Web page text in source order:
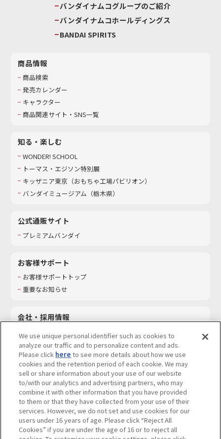
バンダイナムコグループのご紹介
バンダイナムコホールディングス
BANDAI SPIRITS
商品情報
商品検索
発売カレンダー
キャラクター
商品関連サイト・SNS一覧
知る・楽しむ
WONDER! SCHOOL
トーマス・エジソン特別展
キッザニア東京（おもちゃ工場パビリオン）​
バンダイミュージアム（栃木県）
公式通販サイト
プレミアムバンダイ
お客様サポート
お客様サポートトップ
重要なお知らせ
会社・採用情報
採用情報
サステナビリティ
お問い合わせ
ウェブサイトご利用条件 ソーシャルメディアポリシー
個人情報及び特定個人情報等の取り扱いに関する保護方針
We use unique personal identifier such as cookies to
analyze our traffic and to personalize content and ads.
Please click here to see more details about how we use
cookies and the retention period of each cookie. We may
sell or share information about your use of our website
to/with our analytics and advertising partners, who may
combine it with other information that you have provided
to them or that they have collected from your use of their
services. However, we do not set and use cookies for our
users under 16 years of age. Please click “Reject All
Cookies” if you are under the age of 16 or to reject all